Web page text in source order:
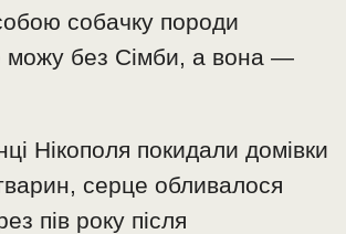
собачку породи
можу без Сімби, а вона —
Нікополя покидали домівки
серце обливалося
пів року після